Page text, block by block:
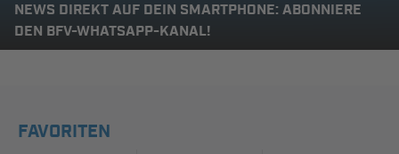
NEWS DIREKT AUF DEIN SMARTPHONE: ABONNIERE
DEN BFV-WHATSAPP-KANAL!
FAVORITEN